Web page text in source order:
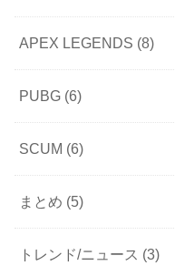
APEX LEGENDS (8)
PUBG (6)
SCUM (6)
まとめ (5)
トレンド/ニュース (3)